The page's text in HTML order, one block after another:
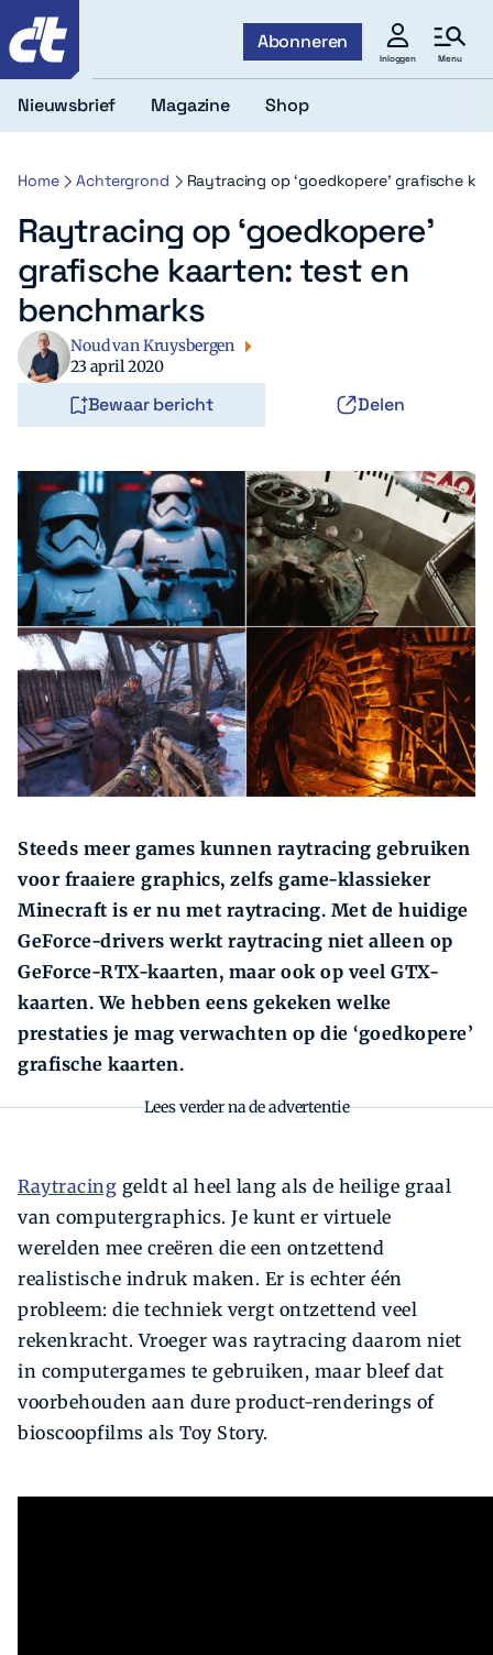
Abonneren
Inloggen Menu
Zoeken
Nieuwsbrief Magazine Shop
Home Achtergrond Raytracing op ‘goedkopere’ grafische
Raytracing op ‘goedkopere’
grafische kaarten: test en
benchmarks
Noud van Kruysbergen
23 april 2020
Bewaar bericht Delen
Steeds meer games kunnen raytracing gebruiken
voor fraaiere graphics, zelfs game-klassieker
Minecraft is er nu met raytracing. Met de huidige
GeForce-drivers werkt raytracing niet alleen op
GeForce-RTX-kaarten, maar ook op veel GTX-
kaarten. We hebben eens gekeken welke
prestaties je mag verwachten op die ‘goedkopere’
grafische kaarten.
Lees verder na de advertentie
Raytracing geldt al heel lang als de heilige graal
van computergraphics. Je kunt er virtuele
werelden mee creëren die een ontzettend
realistische indruk maken. Er is echter één
probleem: die techniek vergt ontzettend veel
rekenkracht. Vroeger was ray­tracing daarom niet
in computergames te gebruiken, maar bleef dat
voorbehouden aan dure product-­renderings of
bioscoopfilms als Toy Story.